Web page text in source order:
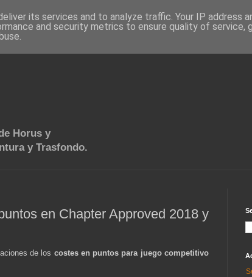
Horus y
y Trasfondo.
en Chapter Approved 2018 y
de los costes en puntos para juego competitivo
its services and to analyze traffic. Your IP address
and security metrics to ensure quality of service,